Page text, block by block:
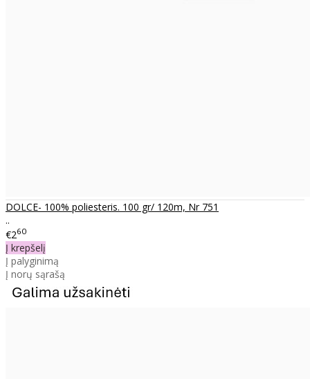
DOLCE- 100% poliesteris. 100 gr/ 120m, Nr 751
..
€260
Į krepšelį
Į palyginimą
Į norų sąrašą